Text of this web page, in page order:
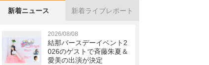
新着ニュース 新着ライブレポート
2026/08/08
結那バースデーイベント2
026のゲストで斉藤朱夏＆
愛美の出演が決定